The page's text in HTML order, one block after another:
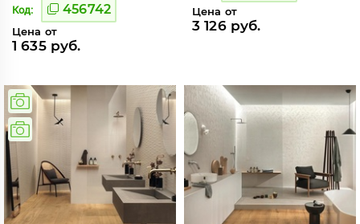
Код: 456742
Цена от
1 635 руб.
Цена от
3 126 руб.